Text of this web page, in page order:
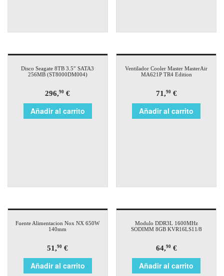
Disco Seagate 8TB 3.5″ SATA3
256MB (ST8000DM004)
296,90 €
Añadir al carrito
Ventilador Cooler Master MasterAir
MA621P TR4 Edition
71,90€
Añadir al carrito
Fuente Alimentacion Nox NX 650W
140mm
51,90 €
Añadir al carrito
Modulo DDR3L 1600MHz
SODIMM 8GB KVR16LS11/8
64,90€
Añadir al carrito